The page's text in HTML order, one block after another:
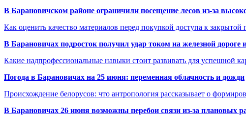
В Барановичском районе ограничили посещение лесов из-за
Как оценить качество материалов перед покупкой доступа к закрытой
В Барановичах подросток получил удар током на железной
Какие надпрофессиональные навыки стоит развивать для успешной
Погода в Барановичах на 25 июня: переменная облачность и дожди
Происхождение белорусов: что антропология рассказывает о
В Барановичах 26 июня возможны перебои связи из-за плановых